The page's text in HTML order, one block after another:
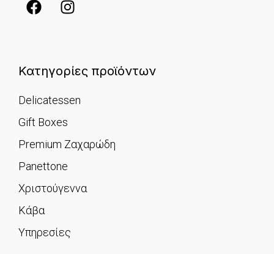
Κατηγορίες προϊόντων
Delicatessen
Gift Boxes
Premium Ζαχαρώδη
Panettone
Χριστούγεννα
Κάβα
Υπηρεσίες